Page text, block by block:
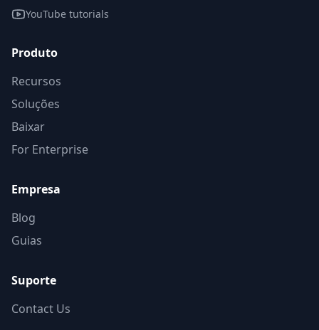
YouTube tutorials
Produto
Recursos
Soluções
Baixar
For Enterprise
Empresa
Blog
Guias
Suporte
Contact Us